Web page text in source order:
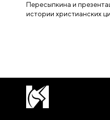
Пересыпкина и
истории христианских